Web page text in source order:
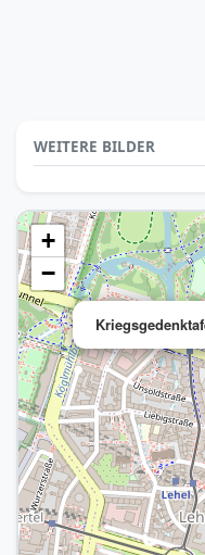
WEITERE BILDER
+
−